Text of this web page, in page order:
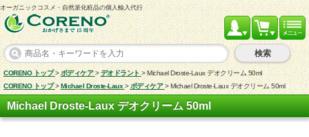
オーガニックコスメ・自然派化粧品の個人輸入代行
検索
CORENO トップ > ボディケア > デオドラント > Michael Droste-Laux デオクリーム 50ml
CORENO トップ > Michael Droste-Laux > ボディケア > Michael Droste-Laux デオクリーム 50ml
Michael Droste-Laux デオクリーム 50ml